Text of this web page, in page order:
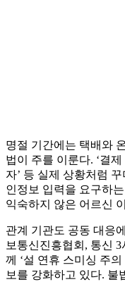
명절 기간에는 택배와
법이 주를 이룬다. ‘결제
자’ 등 실제 상황처럼
인정보 입력을 요구하
익숙하지 않은 어르신
관계 기관도 공동 대응
보통신진흥협회, 통신
께 ‘설 연휴 스미싱 주
보를 강화하고 있다. 불